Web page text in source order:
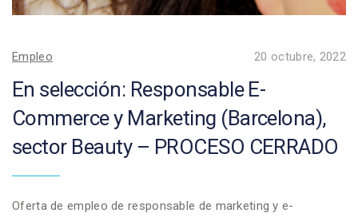
Empleo 20 octubre, 2022
En selección: Responsable E-
Commerce y Marketing (Barcelona),
sector Beauty – PROCESO CERRADO
Oferta de empleo de responsable de marketing y e-